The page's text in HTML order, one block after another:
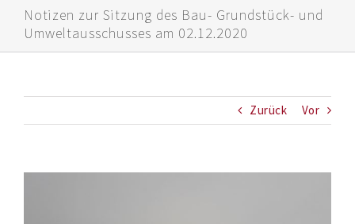
Notizen zur Sitzung des Bau- Grundstück- und
Umweltausschusses am 02.12.2020
Zurück Vor